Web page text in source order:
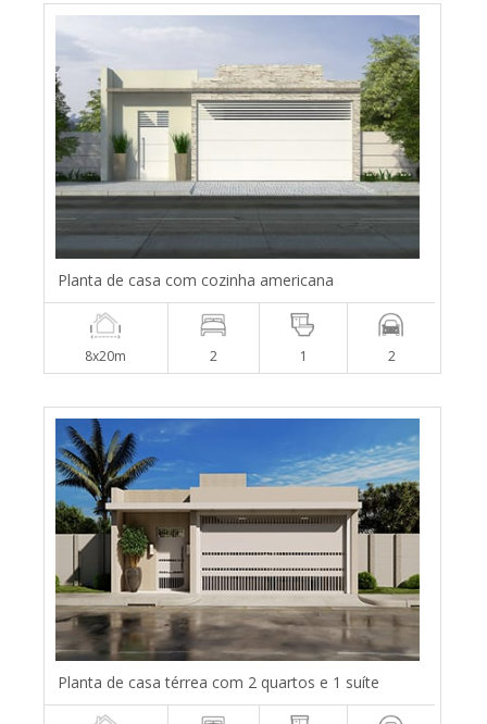
Planta de casa com cozinha americana
8x20m 2 1 2
Planta de casa térrea com 2 quartos e 1 suíte